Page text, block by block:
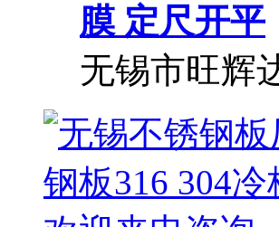
膜 定尺开平
无锡市旺辉